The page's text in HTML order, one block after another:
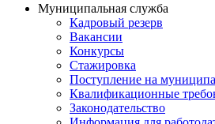
Муниципальная служба
Кадровый резерв
Вакансии
Конкурсы
Стажировка
Поступление на
Квалификационные
Законодательство